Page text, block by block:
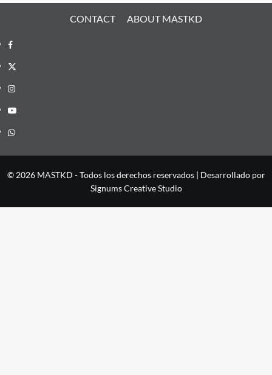
CONTACT ABOUT MASTKD
Facebook
X
Instagram
YouTube
Whatsapp